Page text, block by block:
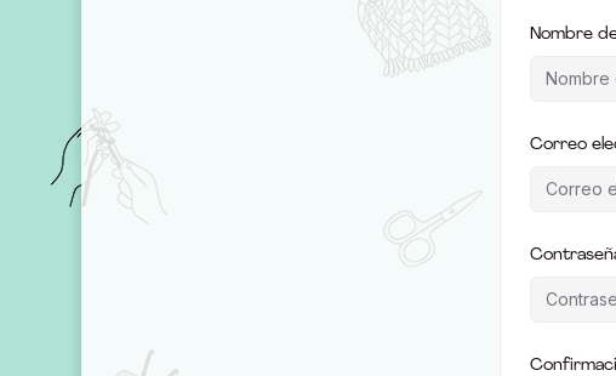
Nombre
Correo